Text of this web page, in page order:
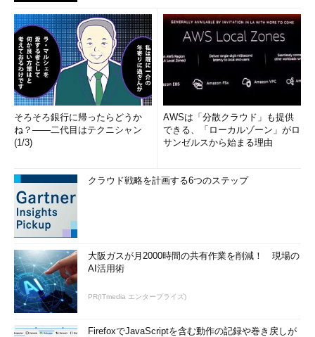
そろそろ銀行に帰ったらどうか
ね？――二代目はテクニシャン
(1/3)
AWSは「分散クラウド」も提供
できる、「ローカルゾーン」がロ
サンゼルスから始まる理由
クラウド戦略を計画する6つのステップ
大阪ガスが月2000時間の共有作業を削減！ 現場の
AI活用術
PR(ITmedia エンタープライズ)
FirefoxでJavaScriptを含む動作の記録や巻き戻しが